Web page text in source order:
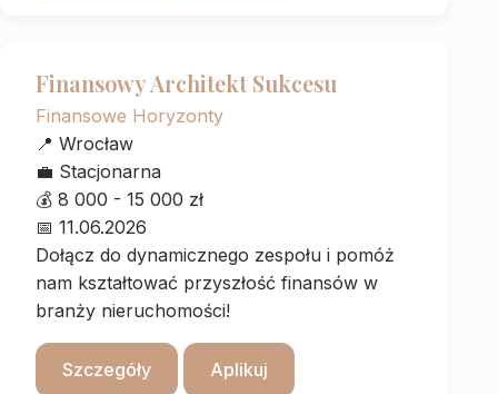
Finansowy Architekt Sukcesu
Finansowe Horyzonty
📍 Wrocław
💼 Stacjonarna
💰 8 000 - 15 000 zł
📅 11.06.2026
Dołącz do dynamicznego zespołu i pomóż
nam kształtować przyszłość finansów w
branży nieruchomości!
Szczegóły Aplikuj